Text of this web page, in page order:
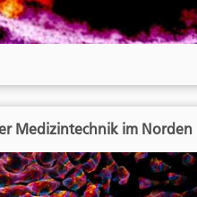
Medizintechnik im Norden